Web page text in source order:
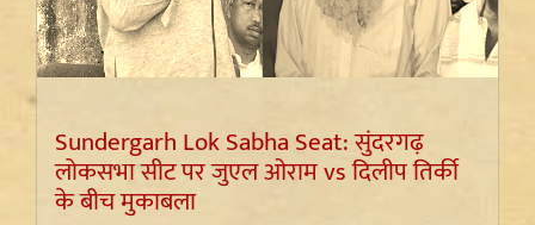
Sundergarh Lok Sabha Seat: सुंदरगढ़
लोकसभा सीट पर जुएल ओराम vs दिलीप तिर्की
के बीच मुकाबला